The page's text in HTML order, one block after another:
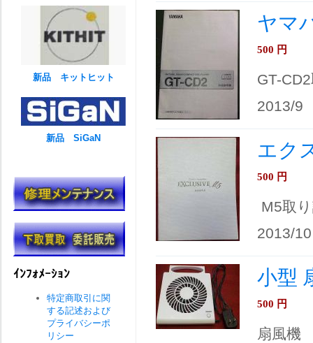
ヤマ
500 円
GT-
2013/9
エク
500 円
M5取
2013/10
小型
500 円
扇風機
新品 キットヒット
新品 SiGaN
ｲﾝﾌｫﾒｰｼｮﾝ
特定商取引に関
する記述および
プライバシーポ
リシー